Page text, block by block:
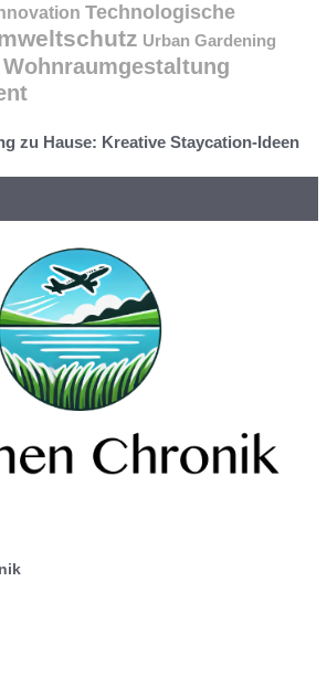
Technologische
Urban Gardening
Wohnraumgestaltung
zu Hause: Kreative Staycation-Ideen